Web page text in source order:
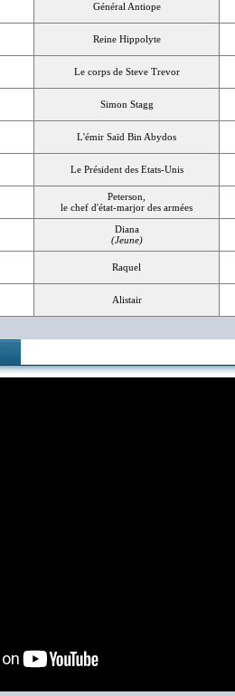
Général Antiope
Reine Hippolyte
Le corps de Steve Trevor
Simon Stagg
L'émir Saïd Bin Abydos
Le Président des Etats-Unis
Peterson,
le chef d'état-marjor des armées
Diana
(Jeune)
Raquel
Alistair